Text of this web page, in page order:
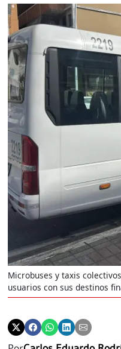
Microbuses y taxis
usuarios con sus destinos